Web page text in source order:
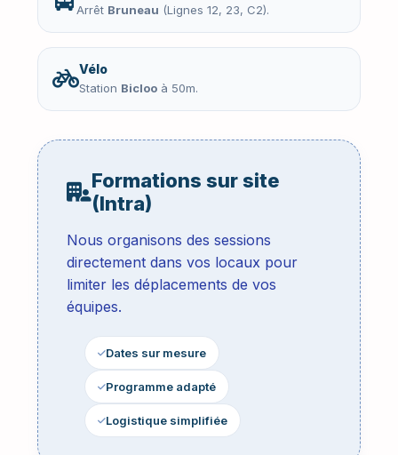
Arrêt Bruneau (Lignes 12, 23, C2).
Vélo
Station Bicloo à 50m.
Formations sur site
(Intra)
Nous organisons des sessions
directement dans vos locaux pour
limiter les déplacements de vos
équipes.
Dates sur mesure
Programme adapté
Logistique simplifiée